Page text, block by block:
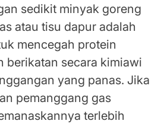
sedikit minyak goreng
atau tisu dapur adalah
mencegah protein
berikatan secara kimiawi
yang panas. Jika
pemanggang gas
terlebih